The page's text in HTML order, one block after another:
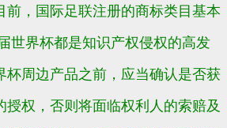
前，国际足联注册的商标类目基本
世界杯都是知识产权侵权的高发
杯周边产品之前，应当确认是否获
授权，否则将面临权利人的索赔及